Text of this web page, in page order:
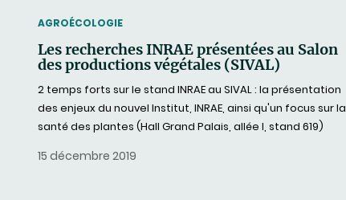
THEMATIC
AGROÉCOLOGIE
Les recherches INRAE présentées au Salon
des productions végétales (SIVAL)
2 temps forts sur le stand INRAE au SIVAL : la présentation
des enjeux du nouvel Institut, INRAE, ainsi qu'un focus sur la
santé des plantes (Hall Grand Palais, allée I, stand 619)
15 décembre 2019